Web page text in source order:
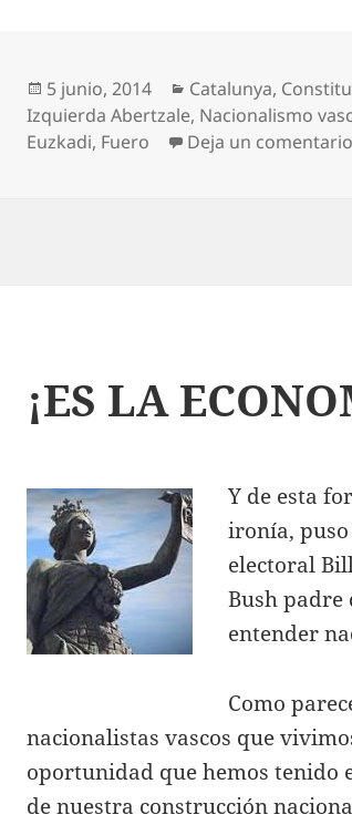
Publicado
el
5 junio, 2014 Categorías
Catalunya,
Izquierda Abertzale, Nacionalismo
Euzkadi, Fuero Deja un comentario
¡ES LA
Y de esta
ironía,
electoral
Bush padre
entender
Como
nacionalistas vascos que
oportunidad que hemos tenido
de nuestra construcción